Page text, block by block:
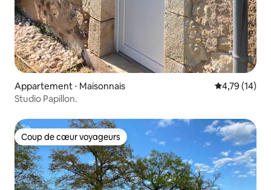
Appartement ⋅ Maisonnais Évaluation
4,79 (14)
Studio Papillon.
Coup de cœur voyageurs
Coup de cœur voyageurs